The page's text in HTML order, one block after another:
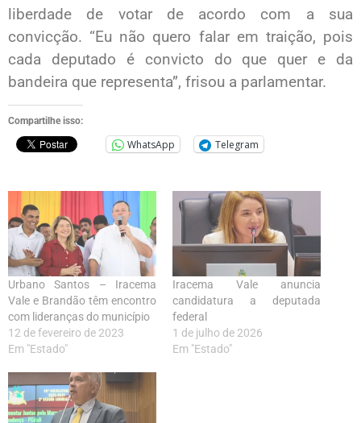
liberdade de votar de acordo com a sua
convicção. “Eu não quero falar em traição, pois
cada deputado é convicto do que quer e da
bandeira que representa”, frisou a parlamentar.
Compartilhe isso:
WhatsApp Telegram
Urbano Santos – Iracema
Vale e Brandão têm encontro
com lideranças do município
12 de fevereiro de 2023
Em "Estado"
Iracema Vale anuncia
candidatura a deputada
federal
1 de julho de 2026
Em "Estado"